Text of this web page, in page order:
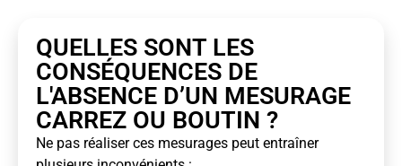
QUELLES SONT LES
CONSÉQUENCES DE
L'ABSENCE D’UN MESURAGE
CARREZ OU BOUTIN ?
Ne pas réaliser ces mesurages peut entraîner